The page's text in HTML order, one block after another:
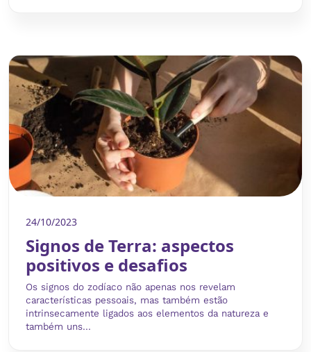
24/10/2023
Signos de Terra: aspectos
positivos e desafios
Os signos do zodíaco não apenas nos revelam
características pessoais, mas também estão
intrinsecamente ligados aos elementos da natureza e
também uns...